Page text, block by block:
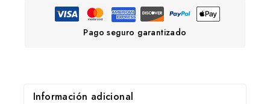
Pago seguro garantizado
Información adicional